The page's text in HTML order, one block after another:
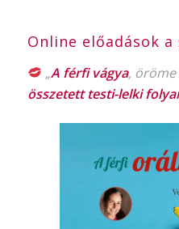
Online előadások a
„A férfi vágya, öröme
összetett testi-lelki